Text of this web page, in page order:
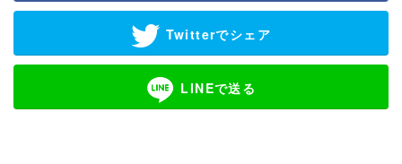
Twitterでシェア
LINEで送る